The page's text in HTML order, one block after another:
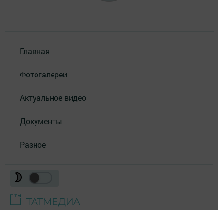
Главная
Фотогалереи
Актуальное видео
Документы
Разное